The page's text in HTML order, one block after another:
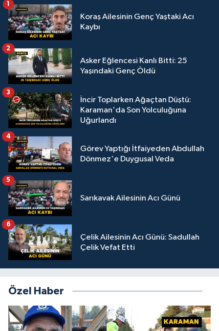
Koraş Ailesinin Genç Yaştaki Acı
Kaybı
1
Asker Eğlencesi Kanlı Bitti: 25
Yaşındaki Genç Öldü
2
İncir Toplarken Ağaçtan Düştü:
Karaman'da Son Yolculuğuna
Uğurlandı
3
Görev Yaptığı İtfaiyeden Abdullah
Dönmez'e Duygusal Veda
4
Sarıkavak Ailesinin Acı Günü
5
Çelik Ailesinin Acı Günü: Sadullah
Çelik Vefat Etti
6
Özel Haber